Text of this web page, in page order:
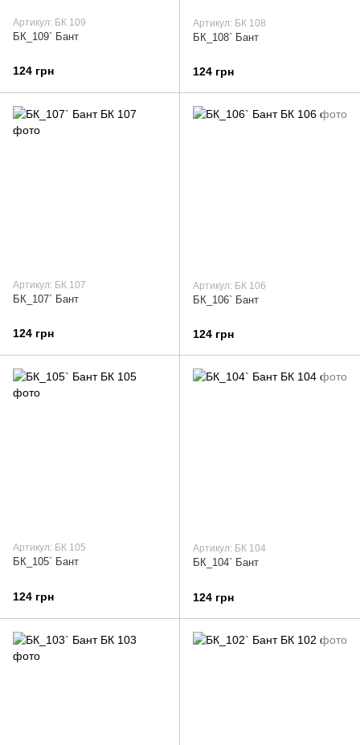
Артикул: БК 109
БК_109` Бант
124 грн
Артикул: БК 108
БК_108` Бант
124 грн
Артикул: БК 107
БК_107` Бант
124 грн
Артикул: БК 106
БК_106` Бант
124 грн
Артикул: БК 105
БК_105` Бант
124 грн
Артикул: БК 104
БК_104` Бант
124 грн